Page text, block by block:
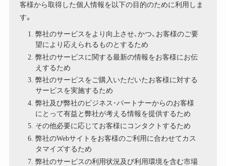
客様から取得した個人情報を以下の目的のために利用しま
す。
弊社のサービスをより向上させ､かつ、お客様のご要
望により応えられるものとするため
弊社のサービスに関する最新の情報をお客様にお伝
えするため
弊社のサービスをご購入いただいたお客様に対する
サービスを実施するため
弊社及び弊社のビジネス･パートナーからのお客様
にとって有益と弊社が考える情報を提供するため
その他必要に応じてお客様にコンタクトするため
弊社のWebサイトをお客様のご利用に合わせてカス
タマイズするため
弊社のサービスの利用状況及び利用環境を含む市場